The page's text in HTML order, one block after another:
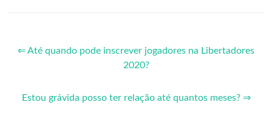
⇐ Até quando pode inscrever jogadores na Libertadores
2020?
Estou grávida posso ter relação até quantos meses? ⇒